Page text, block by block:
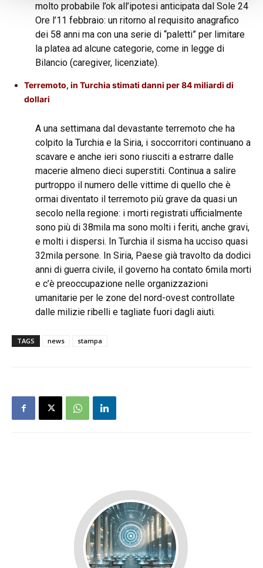
molto probabile l’ok all’ipotesi anticipata dal Sole 24
Ore l’11 febbraio: un ritorno al requisito anagrafico
dei 58 anni ma con una serie di “paletti” per limitare
la platea ad alcune categorie, come in legge di
Bilancio (caregiver, licenziate).
Terremoto, in Turchia stimati danni per 84 miliardi di
dollari
A una settimana dal devastante terremoto che ha
colpito la Turchia e la Siria, i soccorritori continuano a
scavare e anche ieri sono riusciti a estrarre dalle
macerie almeno dieci superstiti. Continua a salire
purtroppo il numero delle vittime di quello che è
ormai diventato il terremoto più grave da quasi un
secolo nella regione: i morti registrati ufficialmente
sono più di 38mila ma sono molti i feriti, anche gravi,
e molti i dispersi. In Turchia il sisma ha ucciso quasi
32mila persone. In Siria, Paese già travolto da dodici
anni di guerra civile, il governo ha contato 6mila morti
e c’è preoccupazione nelle organizzazioni
umanitarie per le zone del nord-ovest controllate
dalle milizie ribelli e tagliate fuori dagli aiuti.
TAGS news stampa